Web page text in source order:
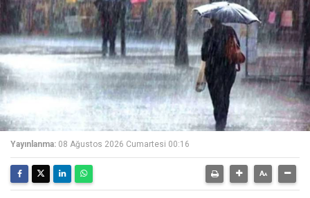
Yayınlanma: 08 Ağustos 2026 Cumartesi 00:16